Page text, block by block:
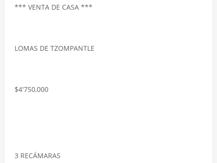
*** VENTA DE CASA ***
LOMAS DE TZOMPANTLE
$4'750,000
3 RECÁMARAS